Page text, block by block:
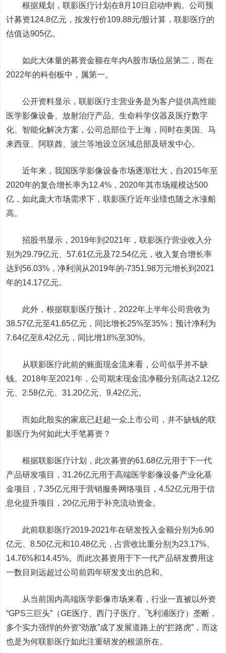
根据规划，联影医疗计划在8月10日启动申购。公司预
计募资124.8亿元，按发行价109.88元/股计算，联影医疗的
估值达905亿。
如此大体量的募资金额在年内A股市场位居第二，而在
2022年的科创板中，属第一。
公开资料显示，联影医疗主营业务是为客户提供高性能
医学影像设备、放射治疗产品、生命科学仪器及医疗数字
化、智能化解决方案，公司总部位于上海，同时在美国、马
来西亚、阿联酋、波兰等地设立区域总部及研发中心。
近年来，我国医学影像设备市场逐渐壮大，自2015年至
2020年的复合增长率为12.4%，2020年其市场规模达500
亿，如此庞大市场需求下，联影医疗近年业绩也随之水涨船
高。
招股书显示，2019年到2021年，联影医疗营业收入分
别为29.79亿元、57.61亿元及72.54亿元，收入复合增长率
达到56.03%，净利润从2019年的-7351.98万元增长到2021
年的14.17亿元。
此外，根据联影医疗预计，2022年上半年公司营收为
38.57亿元至41.65亿元，同比增长25%至35%；预计净利为
7.64亿至8.42亿元，同比增18%至30%。
从联影医疗此前的账面现金流来看，公司似乎并不缺
钱。2018年至2021年，公司期末现金流净额分别高达2.12亿
元、2.58亿元、31.20亿元、9.42亿元。
而如此殷实的家底已赶超一众上市公司，并不缺钱的联
影医疗为何如此大手笔募资？
根据联影医疗计划，此次募资的61.68亿元用于下一代
产品研发项目，31.26亿元用于高端医学影像设备产业化基
金项目，7.35亿元用于营销服务网络项目，4.52亿元用于信
息化提升项目，20亿元用于补充流动资金。
此前联影医疗2019-2021年在研发投入金额分别为6.90
亿元、8.50亿元和10.48亿元，占营收比重分别为23.17%、
14.76%和14.45%。而此次募资用于下一代产品研发费用这
一数目则远超过公司前四年研发支出的总和。
从当前国内高端医学影像市场来看，行业一直被以外资
“GPS三巨头”（GE医疗、西门子医疗、飞利浦医疗）垄断，
多个实力强悍的外资“劲敌”成了发展道路上的“拦路虎”，而这
也是为何联影医疗如此注重研发的根源所在。